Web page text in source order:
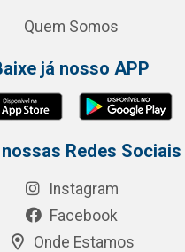
Quem Somos
já nosso APP
Redes Sociais
Instagram
Facebook
Onde Estamos